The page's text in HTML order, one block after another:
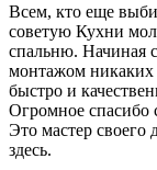
Всем, кто еще
советую Кухни
спальню. Начиная
монтажом никаких
быстро и
Огромное спасибо
Это мастер своего
здесь.